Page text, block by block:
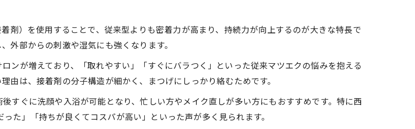
剤）を使用することで、従来型よりも密着力が高まり、持続力が向上するのが大きな特長で
外部からの刺激や湿気にも強くなります。
ンが増えており、「取れやすい」「すぐにバラつく」といった従来マツエクの悩みを抱える
由は、接着剤の分子構造が細かく、まつげにしっかり絡むためです。
すぐに洗顔や入浴が可能となり、忙しい方やメイク直しが多い方にもおすすめです。特に西
た」「持ちが良くてコスパが高い」といった声が多く見られます。